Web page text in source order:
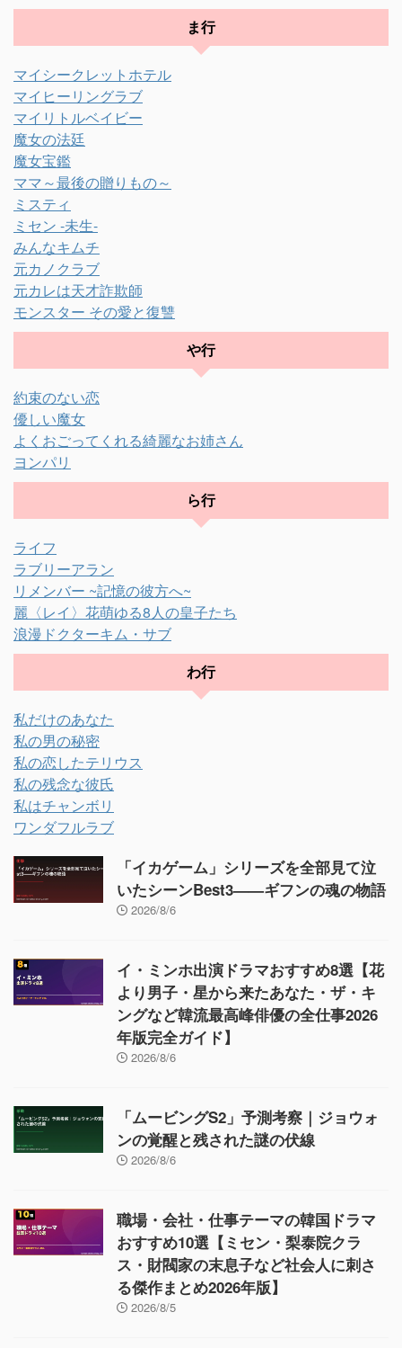
ま行
マイシークレットホテル
マイヒーリングラブ
マイリトルベイビー
魔女の法廷
魔女宝鑑
ママ～最後の贈りもの～
ミスティ
ミセン -未生-
みんなキムチ
元カノクラブ
元カレは天才詐欺師
モンスター その愛と復讐
や行
約束のない恋
優しい魔女
よくおごってくれる綺麗なお姉さん
ヨンパリ
ら行
ライフ
ラブリーアラン
リメンバー ~記憶の彼方へ~
麗〈レイ〉花萌ゆる8人の皇子たち
浪漫ドクターキム・サブ
わ行
私だけのあなた
私の男の秘密
私の恋したテリウス
私の残念な彼氏
私はチャンボリ
ワンダフルラブ
「イカゲーム」シリーズを全部見て泣
いたシーンBest3——ギフンの魂の物語
2026/8/6
イ・ミンホ出演ドラマおすすめ8選【花
より男子・星から来たあなた・ザ・キ
ングなど韓流最高峰俳優の全仕事2026
年版完全ガイド】
2026/8/6
「ムービングS2」予測考察｜ジョウォ
ンの覚醒と残された謎の伏線
2026/8/6
職場・会社・仕事テーマの韓国ドラマ
おすすめ10選【ミセン・梨泰院クラ
ス・財閥家の末息子など社会人に刺さ
る傑作まとめ2026年版】
2026/8/5